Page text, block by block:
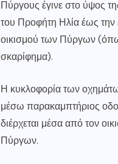
Πύργους έγινε στο ύψος
του Προφήτη Ηλία έως την
οικισμού των Πύργων
σκαρίφημα).
Η κυκλοφορία των
μέσω παρακαμπτήριος
διέρχεται μέσα από τον
Πύργων.